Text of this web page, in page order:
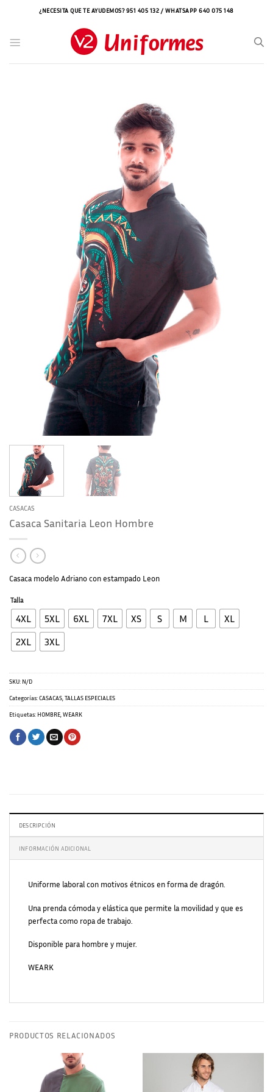
¿NECESITA QUE TE AYUDEMOS? 951 405 132 / WHATSAPP 640 075 148
CASACAS
Casaca Sanitaria Leon Hombre
Casaca modelo Adriano con estampado Leon
Talla
4XL 5XL 6XL 7XL XS S M L
XL
2XL
3XL
SKU: N/D
Categorías:CASACAS TALLAS ESPECIALES
Etiquetas: HOMBRE WEARK
DESCRIPCIÓN
INFORMACIÓN ADICIONAL
Uniforme laboral con motivos étnicos en forma de dragón.
Una prenda cómoda y elástica que permite la movilidad y que es
perfecta como ropa de trabajo.
Disponible para hombre y mujer.
WEARK
PRODUCTOS RELACIONADOS